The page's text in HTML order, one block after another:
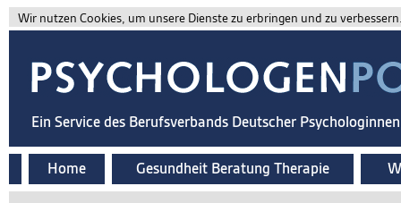
Wir nutzen Cookies, um unsere Dienste zu erbringen und zu
Ein Service des Berufsverbands Deutscher
Home Gesundheit Beratung Therapie